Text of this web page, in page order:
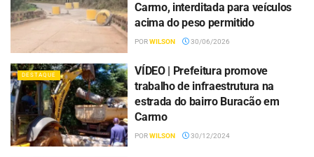
Carmo, interditada para veículos
acima do peso permitido
PORWILSON 30/06/2026
DESTAQUE
VÍDEO | Prefeitura promove
trabalho de infraestrutura na
estrada do bairro Buracão em
Carmo
PORWILSON 30/12/2024